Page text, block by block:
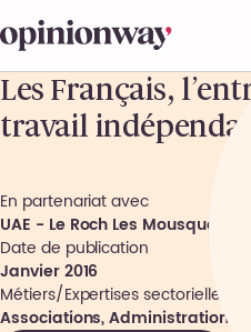
Les Français,
travail
En partenariat avec
UAE - Le Roch Les
Date de publication
Janvier 2016
Métiers/Expertises sectorielles
Associations, Administrations,